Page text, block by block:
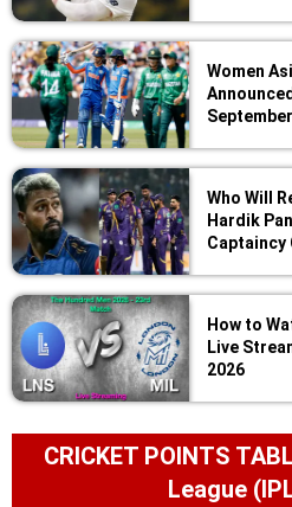
Women
Who Will
Hardik
Captaincy
How to
Live
2026
CRICKET POINTS
League